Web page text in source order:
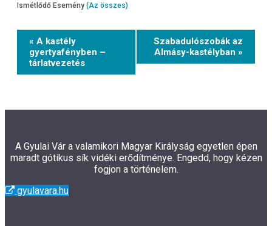
Ismétlődő Esemény (Az összes)
Event
Navigation
« A kastély
gyertyafényben –
tárlatvezetés
Szabadulószobák az
Almásy-kastélyban »
A Gyulai Vár a valamikori Magyar Királyság egyetlen épen
maradt gótikus sík vidéki erődítménye. Engedd, hogy kézen
fogjon a történelem.
gyulavara.hu